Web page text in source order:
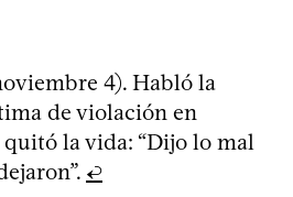
4). Habló la
de violación en
quitó la vida: “Dijo lo mal
↩